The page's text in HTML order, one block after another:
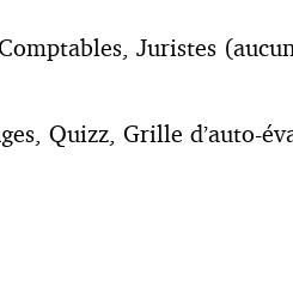
Juristes
Quizz, Grille